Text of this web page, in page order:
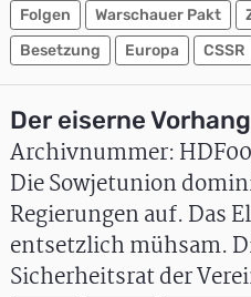
Folgen Warschauer Pakt
Besetzung
Europa CSSR
Der eiserne
Archivnummer:
Die Sowjetunion
Regierungen auf. Das
entsetzlich mühsam.
Sicherheitsrat der